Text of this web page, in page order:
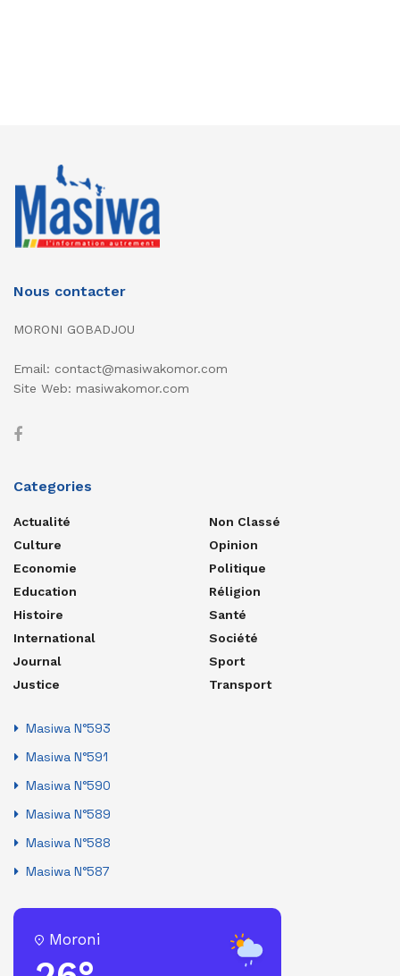
Nous contacter
MORONI GOBADJOU
Email: contact@masiwakomor.com
Site Web: masiwakomor.com
Categories
Actualité
Culture
Economie
Education
Histoire
International
Journal
Justice
Non Classé
Opinion
Politique
Réligion
Santé
Société
Sport
Transport
Masiwa N°593
Masiwa N°591
Masiwa N°590
Masiwa N°589
Masiwa N°588
Masiwa N°587
Moroni